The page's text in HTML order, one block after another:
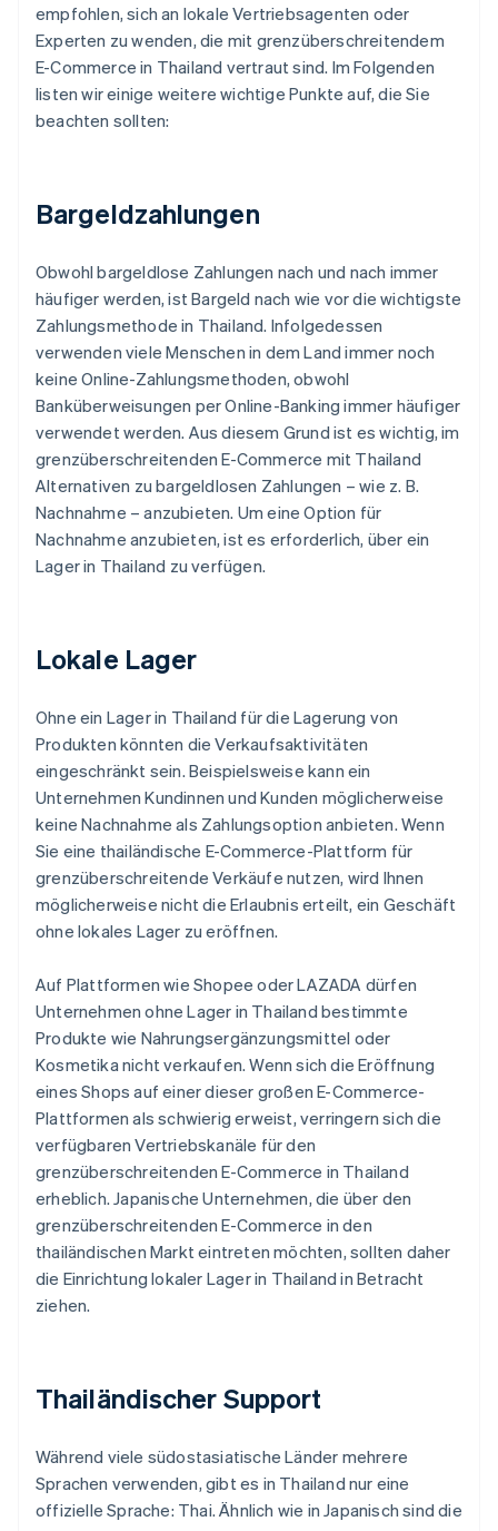
empfohlen, sich an lokale Vertriebsagenten oder
Experten zu wenden, die mit grenzüberschreitendem
E-Commerce in Thailand vertraut sind. Im Folgenden
listen wir einige weitere wichtige Punkte auf, die Sie
beachten sollten:
Bargeldzahlungen
Obwohl bargeldlose Zahlungen nach und nach immer
häufiger werden, ist Bargeld nach wie vor die wichtigste
Zahlungsmethode in Thailand. Infolgedessen
verwenden viele Menschen in dem Land immer noch
keine Online-Zahlungsmethoden, obwohl
Banküberweisungen per Online-Banking immer häufiger
verwendet werden. Aus diesem Grund ist es wichtig, im
grenzüberschreitenden E-Commerce mit Thailand
Alternativen zu bargeldlosen Zahlungen – wie z. B.
Nachnahme – anzubieten. Um eine Option für
Nachnahme anzubieten, ist es erforderlich, über ein
Lager in Thailand zu verfügen.
Lokale Lager
Ohne ein Lager in Thailand für die Lagerung von
Produkten könnten die Verkaufsaktivitäten
eingeschränkt sein. Beispielsweise kann ein
Unternehmen Kundinnen und Kunden möglicherweise
keine Nachnahme als Zahlungsoption anbieten. Wenn
Sie eine thailändische E-Commerce-Plattform für
grenzüberschreitende Verkäufe nutzen, wird Ihnen
möglicherweise nicht die Erlaubnis erteilt, ein Geschäft
ohne lokales Lager zu eröffnen.
Auf Plattformen wie Shopee oder LAZADA dürfen
Unternehmen ohne Lager in Thailand bestimmte
Produkte wie Nahrungsergänzungsmittel oder
Kosmetika nicht verkaufen. Wenn sich die Eröffnung
eines Shops auf einer dieser großen E-Commerce-
Plattformen als schwierig erweist, verringern sich die
verfügbaren Vertriebskanäle für den
grenzüberschreitenden E-Commerce in Thailand
erheblich. Japanische Unternehmen, die über den
grenzüberschreitenden E-Commerce in den
thailändischen Markt eintreten möchten, sollten daher
die Einrichtung lokaler Lager in Thailand in Betracht
ziehen.
Thailändischer Support
Während viele südostasiatische Länder mehrere
Sprachen verwenden, gibt es in Thailand nur eine
offizielle Sprache: Thai. Ähnlich wie in Japanisch sind die